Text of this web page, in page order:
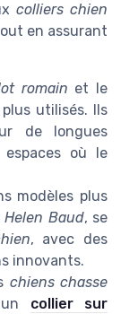
colliers chien
en assurant
romain et le
utilisés. Ils
de longues
où le
modèles plus
Helen Baud, se
, avec des
innovants.
chiens chasse
collier sur